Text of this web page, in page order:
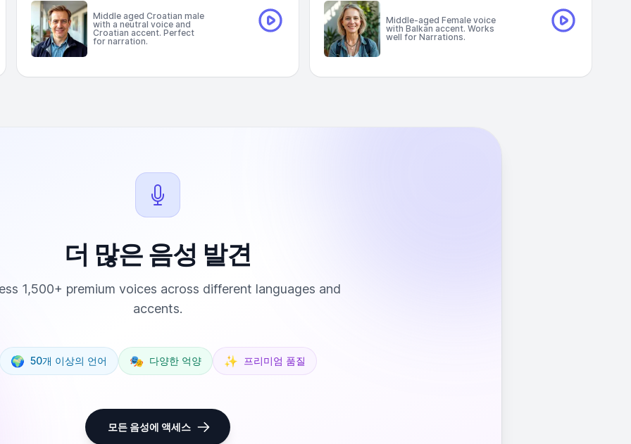
Middle aged Croatian male
with a neutral voice and
Croatian accent. Perfect
for narration.
Middle-aged Female voice
with Balkan accent. Works
well for Narrations.
더 많은 음성 발견
1,500+ premium voices across different languages and
accents.
🌍 50개 이상의 언어 🎭 다양한 억양 ✨ 프리미엄 품질
모든 음성에 액세스